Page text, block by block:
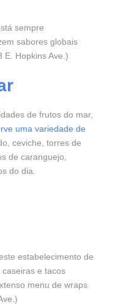
sempre
sabores globais
E. Hopkins Ave.)
de frutos do mar,
uma variedade de
ceviche, torres de
de caranguejo,
do dia.
estabelecimento de
e tacos
menu de wraps